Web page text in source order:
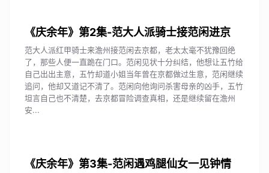
《庆余年》第2集-范大人派骑士接范闲进京
范大人派红甲骑士来澹州接范闲去京都，老太太毫不犹豫回绝
了，那些人便一直跪在门口。范闲见状十分纠结，他想让五竹给
自己出出主意，五竹却道小姐当年曾在京都做过生意，范闲继续
追问，他却又道记不清了。范闲向他询问杀害母亲的凶手，五竹
坦言自己也不清楚，去京都冒险调查真相，还是继续留在澹州
安...
《庆余年》第3集-范闲遇鸡腿仙女一见钟情